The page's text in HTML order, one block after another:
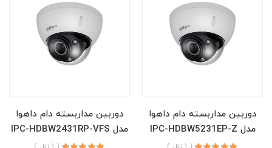
دوربین مداربسته دام داهوا
مدل IPC-HDBW5231EP-Z
دوربین مداربسته دام داهوا
مدل IPC-HDBW2431RP-VFS